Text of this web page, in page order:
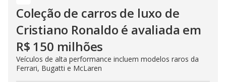
Coleção de carros de luxo de
Cristiano Ronaldo é avaliada em
R$ 150 milhões
Veículos de alta performance incluem modelos raros da
Ferrari, Bugatti e McLaren